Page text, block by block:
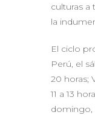
culturas a
la
El ciclo
Perú, el
20 horas;
11 a 13
domingo,